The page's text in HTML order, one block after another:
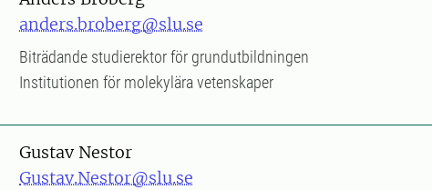
anders.broberg@slu.se
Biträdande studierektor för grundutbildningen
Institutionen för molekylära vetenskaper
Gustav Nestor
Gustav.Nestor@slu.se